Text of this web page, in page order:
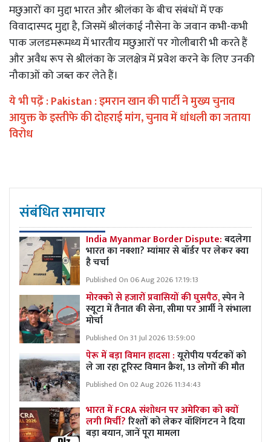
मछुआरों का मुद्दा भारत और श्रीलंका के बीच संबंधों में एक
विवादास्पद मुद्दा है, जिसमें श्रीलंकाई नौसेना के जवान कभी-कभी
पाक जलडमरूमध्य में भारतीय मछुआरों पर गोलीबारी भी करते हैं
और अवैध रूप से श्रीलंका के जलक्षेत्र में प्रवेश करने के लिए उनकी
नौकाओं को जब्त कर लेते हैं।
ये भी पढे़ं :Pakistan : इमरान खान की पार्टी ने मुख्य चुनाव
आयुक्त के इस्तीफे की दोहराई मांग, चुनाव में धांधली का जताया
विरोध
संबंधित समाचार
India Myanmar Border Dispute:बदलेगा
भारत का नक्शा? म्यांमार से बॉर्डर पर लेकर क्या
है चर्चा
Published On 06 Aug 2026 17:19:13
मोरक्को से हजारों प्रवासियों की घुसपैठ,स्पेन ने
स्यूटा में तैनात की सेना, सीमा पर आर्मी ने संभाला
मोर्चा
Published On 31 Jul 2026 13:59:00
पेरू में बड़ा विमान हादसा :यूरोपीय पर्यटकों को
ले जा रहा टूरिस्ट विमान क्रैश, 13 लोगों की मौत
Published On 02 Aug 2026 11:34:43
भारत में FCRA संशोधन पर अमेरिका को क्यों
लगी मिर्ची?रिश्तों को लेकर वॉशिंगटन ने दिया
बड़ा बयान, जानें पूरा मामला